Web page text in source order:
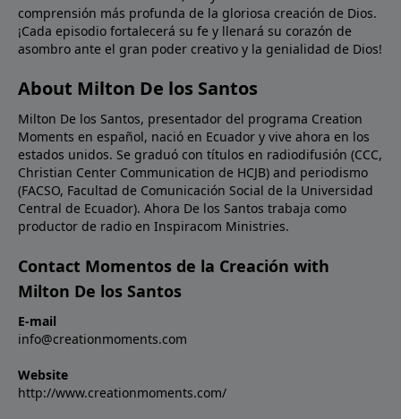
para usted en las palabras de la Biblia. ¡Déle un
vistazo hoy a las Escrituras para ver qué dicen en
cuanto a Su Hijo, quien le amó tanto que inclusive dio
Su propia vida por usted!Oración: Confieso, amado
Señor, que no puedo entender cómo Tú puedes
seguir la pista de todos los detalles de la creación
como lo dice Tu Palabra. Pero Tú eres Dios y yo solo
soy un humano. No permitas que mi debilidad limite
o debilite mi fe en Tu involucramiento diario en mi
vida. En el nombre de Cristo Jesús. Amén.
comprensión más profunda de la gloriosa creación de Dios.
¡Cada episodio fortalecerá su fe y llenará su corazón de
asombro ante el gran poder creativo y la genialidad de Dios!
About Milton De los Santos
Milton De los Santos, presentador del programa Creation
Moments en español, nació en Ecuador y vive ahora en los
estados unidos. Se graduó con títulos en radiodifusión (CCC,
Christian Center Communication de HCJB) and periodismo
(FACSO, Facultad de Comunicación Social de la Universidad
Central de Ecuador). Ahora De los Santos trabaja como
productor de radio en Inspiracom Ministries.
Contact Momentos de la Creación with
Milton De los Santos
E-mail
info@creationmoments.com
Website
http://www.creationmoments.com/